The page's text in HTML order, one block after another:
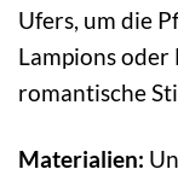
Ufers, um die
Lampions oder
romantische
Materialien: